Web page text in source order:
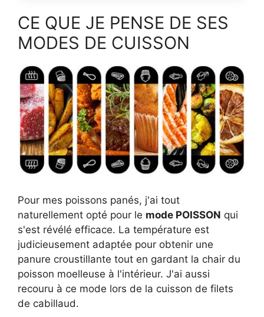
CE QUE JE PENSE DE SES
MODES DE CUISSON
Pour mes poissons panés, j'ai tout
naturellement opté pour le mode POISSON qui
s'est révélé efficace. La température est
judicieusement adaptée pour obtenir une
panure croustillante tout en gardant la chair du
poisson moelleuse à l'intérieur. J'ai aussi
recouru à ce mode lors de la cuisson de filets
de cabillaud.